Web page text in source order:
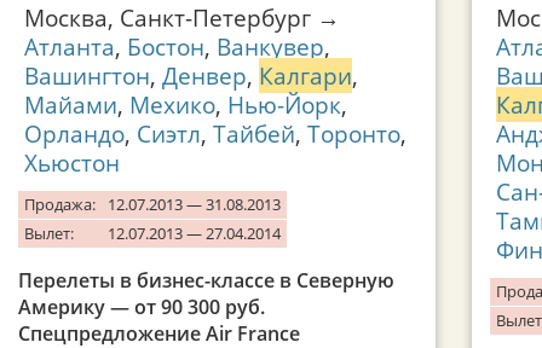
Москва, Санкт-Петербург →
Атланта, Бостон, Ванкувер,
Вашингтон, Денвер, Калгари,
Майами, Мехико, Нью-Йорк,
Орландо, Сиэтл, Тайбей, Торонто,
Хьюстон
Продажа:
12.07.2013 — 31.08.2013
Вылет:
12.07.2013 — 27.04.2014
Перелеты в бизнес-классе в Северную
Америку — от 90 300 руб.
Спецпредложение Air France